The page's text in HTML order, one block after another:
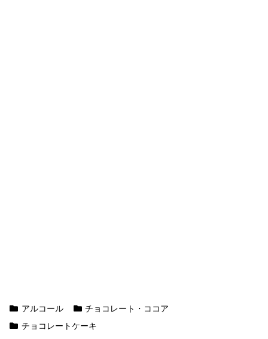
アルコール
チョコレート・ココア
チョコレートケーキ